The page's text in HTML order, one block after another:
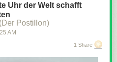
Uhr der Welt schafft
Postillon)
AM
1 Share